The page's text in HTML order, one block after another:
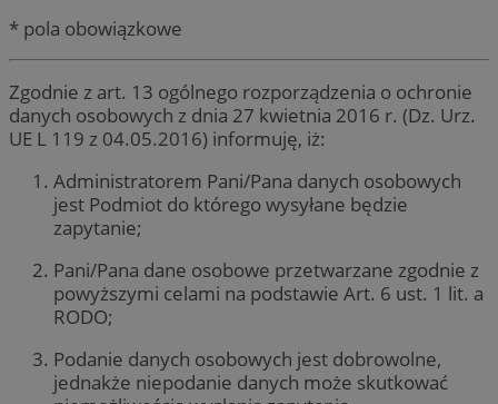
* pola obowiązkowe
Zgodnie z art. 13 ogólnego rozporządzenia o ochronie
danych osobowych z dnia 27 kwietnia 2016 r. (Dz. Urz.
UE L 119 z 04.05.2016) informuję, iż:
Administratorem Pani/Pana danych osobowych
jest Podmiot do którego wysyłane będzie
zapytanie;
Pani/Pana dane osobowe przetwarzane zgodnie z
powyższymi celami na podstawie Art. 6 ust. 1 lit. a
RODO;
Podanie danych osobowych jest dobrowolne,
jednakże niepodanie danych może skutkować